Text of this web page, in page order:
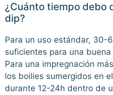
¿Cuánto tiempo debo
dip?
Para un uso estándar, 30-
suficientes para una
Para una impregnación
los boilies sumergidos en el
durante 12-24h dentro de